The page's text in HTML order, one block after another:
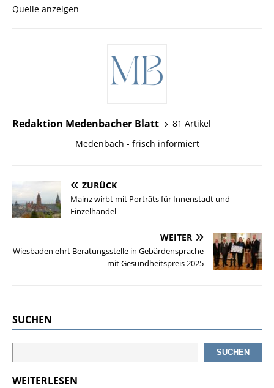
Quelle anzeigen
Redaktion Medenbacher Blatt
81 Artikel
Medenbach - frisch informiert
ZURÜCK
Mainz wirbt mit Porträts für Innenstadt und
Einzelhandel
WEITER
Wiesbaden ehrt Beratungsstelle in Gebärdensprache
mit Gesundheitspreis 2025
SUCHEN
SUCHEN
WEITERLESEN